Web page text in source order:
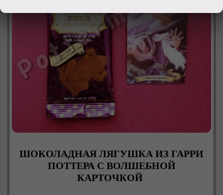
ШОКОЛАДНАЯ ЛЯГУШКА ИЗ ГАРРИ
ПОТТЕРА С ВОЛШЕБНОЙ
КАРТОЧКОЙ